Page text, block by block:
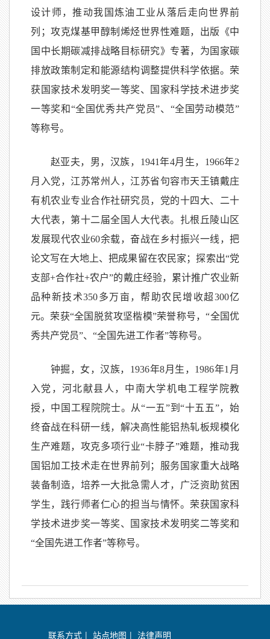
设计师，推动我国炼油工业从落后走向世界前
列；攻克煤基甲醇制烯烃世界性难题，出版《中
国中长期碳减排战略目标研究》专著，为国家碳
排放政策制定和能源结构调整提供科学依据。荣
获国家技术发明奖一等奖、国家科学技术进步奖
一等奖和“全国优秀共产党员”、“全国劳动模范”
等称号。
赵亚夫，男，汉族，1941年4月生，1966年2
月入党，江苏常州人，江苏省句容市天王镇戴庄
有机农业专业合作社研究员，党的十四大、二十
大代表，第十二届全国人大代表。扎根丘陵山区
发展现代农业60余载，奋战在乡村振兴一线，把
论文写在大地上、把成果留在农民家；探索出“党
支部+合作社+农户”的戴庄经验，累计推广农业新
品种新技术350多万亩，帮助农民增收超300亿
元。荣获“全国脱贫攻坚楷模”荣誉称号，“全国优
秀共产党员”、“全国先进工作者”等称号。
钟掘，女，汉族，1936年8月生，1986年1月
入党，河北献县人，中南大学机电工程学院教
授，中国工程院院士。从“一五”到“十五五”，始
终奋战在科研一线，解决高性能铝热轧板规模化
生产难题，攻克多项行业“卡脖子”难题，推动我
国铝加工技术走在世界前列；服务国家重大战略
装备制造，培养一大批急需人才，广泛资助贫困
学生，践行师者仁心的担当与情怀。荣获国家科
学技术进步奖一等奖、国家技术发明奖二等奖和
“全国先进工作者”等称号。
联系方式 | 站点地图 | 法律声明